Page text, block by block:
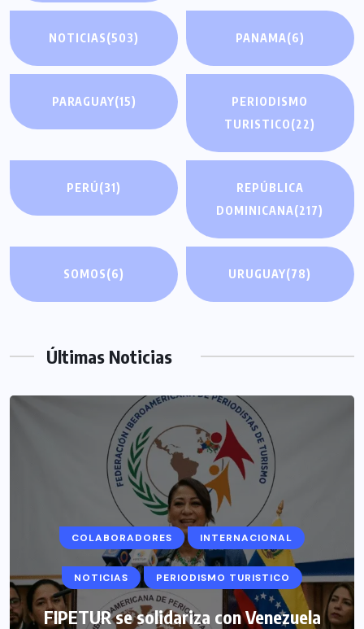
NOTICIAS(503) PANAMA(6)
PARAGUAY(15)
PERIODISMO
TURISTICO(22)
PERÚ(31)
REPÚBLICA
DOMINICANA(217)
SOMOS(6) URUGUAY(78)
Últimas Noticias
COLABORADORES INTERNACIONAL
NOTICIAS PERIODISMO TURISTICO
FIPETUR se solidariza con Venezuela